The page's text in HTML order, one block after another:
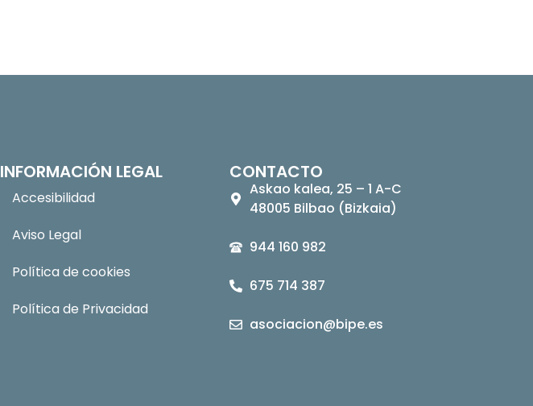
INFORMACIÓN LEGAL
Accesibilidad
Aviso Legal
Política de cookies
Política de Privacidad
CONTACTO
Askao kalea, 25 – 1 A-C
48005 Bilbao (Bizkaia)
944 160 982
675 714 387
asociacion@bipe.es